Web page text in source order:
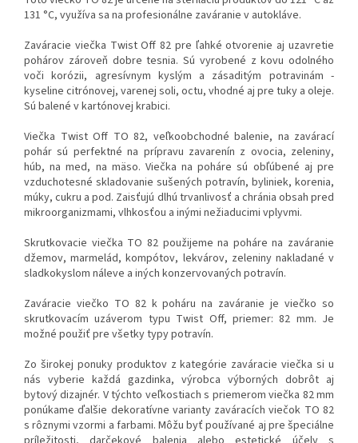
131 °C, využíva sa na profesionálne zaváranie v autokláve.
Zaváracie viečka Twist Off 82 pre ľahké otvorenie aj uzavretie
pohárov zároveň dobre tesnia. Sú vyrobené z kovu odolného
voči korózii, agresívnym kyslým a zásaditým potravinám -
kyseline citrónovej, varenej soli, octu, vhodné aj pre tuky a oleje.
Sú balené v kartónovej krabici.
Viečka Twist Off TO 82, veľkoobchodné balenie, na zavárací
pohár sú perfektné na prípravu zavarenín z ovocia, zeleniny,
húb, na med, na mäso. Viečka na poháre sú obľúbené aj pre
vzduchotesné skladovanie sušených potravín, byliniek, korenia,
múky, cukru a pod. Zaisťujú dlhú trvanlivosť a chránia obsah pred
mikroorganizmami, vlhkosťou a inými nežiaducimi vplyvmi.
Skrutkovacie viečka TO 82 použijeme na poháre na zaváranie
džemov, marmelád, kompótov, lekvárov, zeleniny nakladané v
sladkokyslom náleve a iných konzervovaných potravín.
Zaváracie viečko TO 82 k poháru na zaváranie je viečko so
skrutkovacím uzáverom typu Twist Off, priemer: 82 mm. Je
možné použiť pre všetky typy potravín.
Zo širokej ponuky produktov z kategórie zaváracie viečka si u
nás vyberie každá gazdinka, výrobca výborných dobrôt aj
bytový dizajnér. V týchto veľkostiach s priemerom viečka 82 mm
ponúkame ďalšie dekoratívne varianty zaváracích viečok TO 82
s rôznymi vzormi a farbami. Môžu byť používané aj pre špeciálne